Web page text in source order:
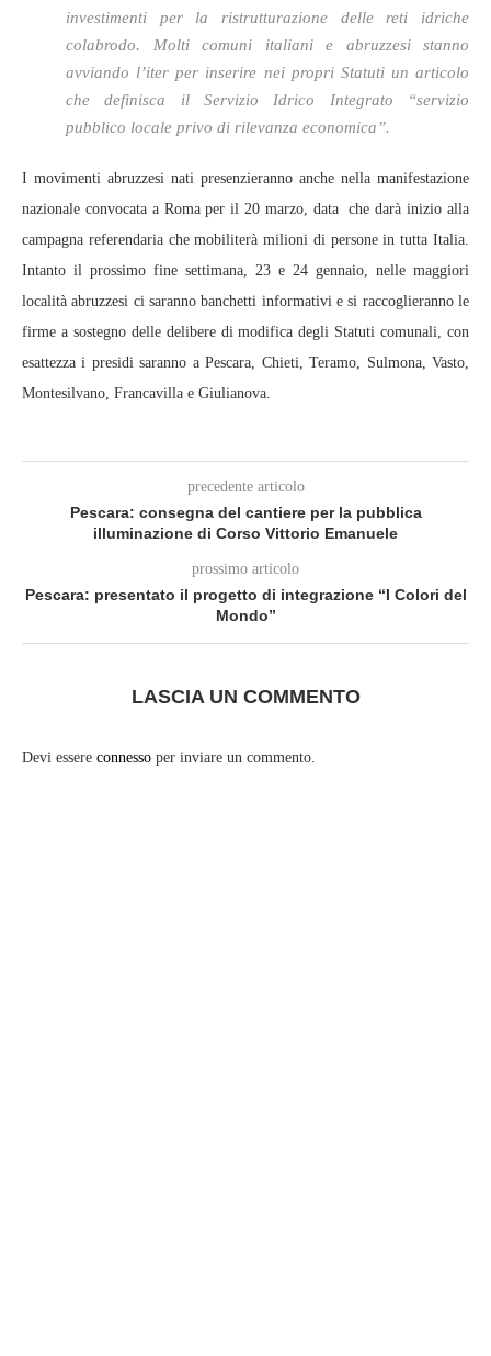
investimenti per la ristrutturazione delle reti idriche
colabrodo. Molti comuni italiani e abruzzesi stanno
avviando l’iter per inserire nei propri Statuti un articolo
che definisca il Servizio Idrico Integrato “servizio
pubblico locale privo di rilevanza economica”.
I movimenti abruzzesi nati presenzieranno anche nella manifestazione
nazionale convocata a Roma per il 20 marzo, data che darà inizio alla
campagna referendaria che mobiliterà milioni di persone in tutta Italia.
Intanto il prossimo fine settimana, 23 e 24 gennaio, nelle maggiori
località abruzzesi ci saranno banchetti informativi e si raccoglieranno le
firme a sostegno delle delibere di modifica degli Statuti comunali, con
esattezza i presidi saranno a Pescara, Chieti, Teramo, Sulmona, Vasto,
Montesilvano, Francavilla e Giulianova.
precedente articolo
Pescara: consegna del cantiere per la pubblica
illuminazione di Corso Vittorio Emanuele
prossimo articolo
Pescara: presentato il progetto di integrazione “I Colori del
Mondo”
LASCIA UN COMMENTO
Devi essere connesso per inviare un commento.